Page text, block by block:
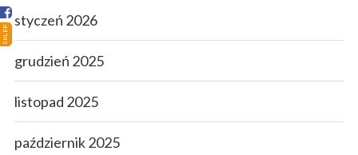
SKLEP
styczeń 2026
grudzień 2025
listopad 2025
październik 2025
Kontakt